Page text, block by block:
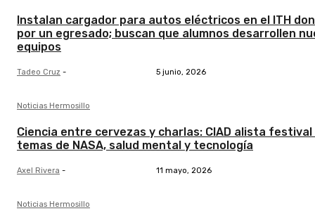
Instalan cargador para autos eléctricos en el ITH
por un egresado; buscan que alumnos desarrollen
equipos
Tadeo Cruz - 5 junio, 2026
Noticias Hermosillo
Ciencia entre cervezas y charlas: CIAD alista festival
temas de NASA, salud mental y tecnología
Axel Rivera - 11 mayo, 2026
Noticias Hermosillo